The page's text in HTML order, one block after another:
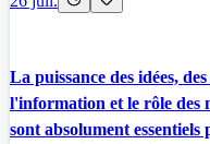
La puissance des idées,
l'information et le rôle des
sont absolument